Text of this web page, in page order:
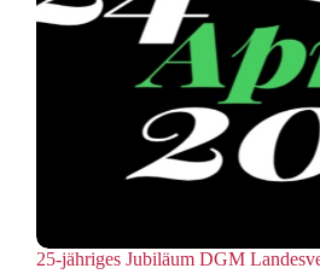
25-jähriges Jubiläum DGM